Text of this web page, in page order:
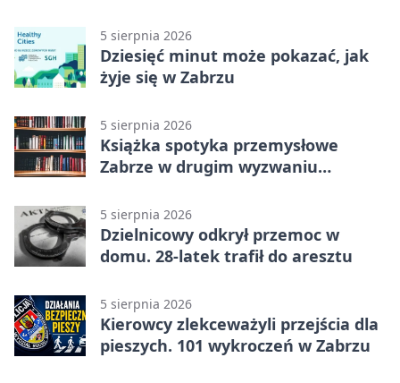
5 sierpnia 2026
Dziesięć minut może pokazać, jak
żyje się w Zabrzu
5 sierpnia 2026
Książka spotyka przemysłowe
Zabrze w drugim wyzwaniu
5 sierpnia 2026
Dzielnicowy odkrył przemoc w
domu. 28-latek trafił do aresztu
5 sierpnia 2026
Kierowcy zlekceważyli przejścia dla
pieszych. 101 wykroczeń w Zabrzu